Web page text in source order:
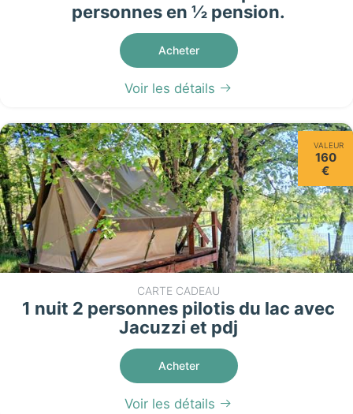
personnes en ½ pension.
Acheter
Voir les détails
VALEUR
160
€
CARTE CADEAU
1 nuit 2 personnes pilotis du lac avec
Jacuzzi et pdj
Acheter
Voir les détails